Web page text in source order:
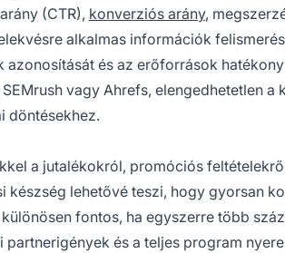
(CTR), konverziós arány,
alkalmas információk
és az erőforrások
vagy Ahrefs, elengedhetetlen a
döntésekhez.
a jutalékokról, promóciós
lehetővé teszi, hogy gyorsan
fontos, ha egyszerre több
és a teljes program